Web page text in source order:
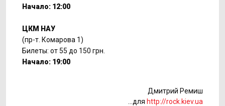
Начало: 12:00
ЦКМ НАУ
(пр-т. Комарова 1)
Билеты: от 55 до 150 грн.
Начало: 19:00
Дмитрий Ремиш
…для http://rock.kiev.ua